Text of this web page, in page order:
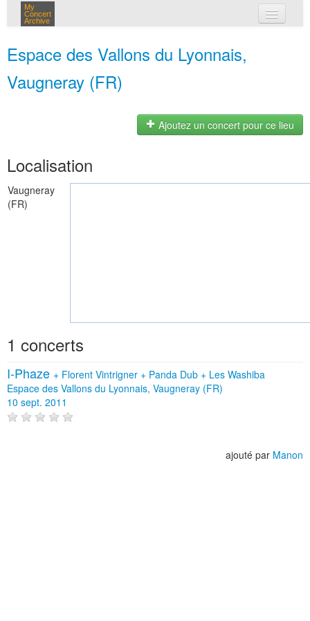
My
Concert
Archive
Espace des Vallons du Lyonnais,
Vaugneray (FR)
Ajoutez un concert pour ce lieu
Localisation
Vaugneray
(FR)
1 concerts
I-Phaze + Florent Vintrigner + Panda Dub + Les Washiba
Espace des Vallons du Lyonnais, Vaugneray (FR)
10 sept. 2011
ajouté par Manon